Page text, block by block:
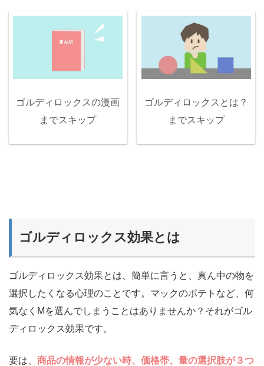
ゴルディロックスの漫画
までスキップ
ゴルディロックスとは？
までスキップ
ゴルディロックス効果とは
ゴルディロックス効果とは、簡単に言うと、真ん中の物を
選択したくなる心理のことです。マックのポテトなど、何
気なくMを選んでしまうことはありませんか？それがゴル
ディロックス効果です。
要は、 商品の情報が少ない時、価格帯、量の選択肢が３つ